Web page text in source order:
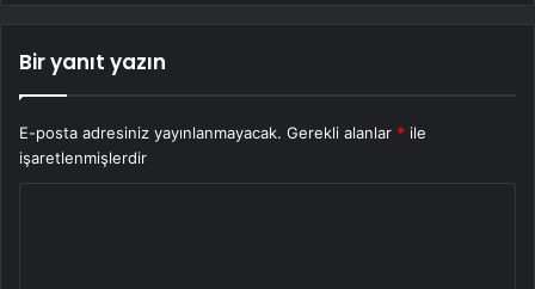
Bir yanıt yazın
E-posta adresiniz yayınlanmayacak. Gerekli alanlar * ile
işaretlenmişlerdir